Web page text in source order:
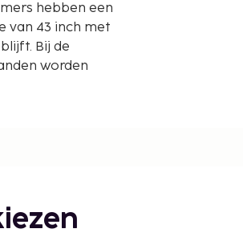
hebben een
van 43 inch met
Bij de
worden